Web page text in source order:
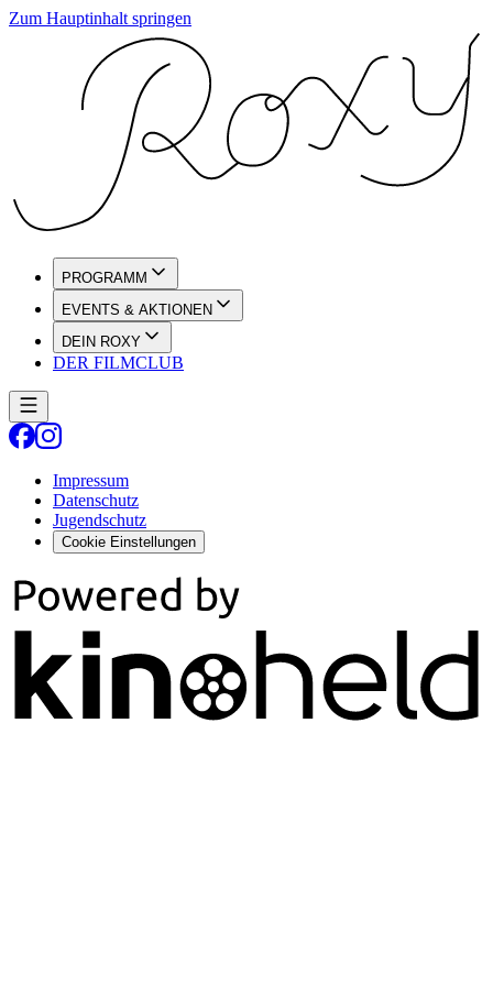
Zum Hauptinhalt springen
PROGRAMM
EVENTS & AKTIONEN
DEIN ROXY
DER FILMCLUB
Impressum
Datenschutz
Jugendschutz
Cookie Einstellungen